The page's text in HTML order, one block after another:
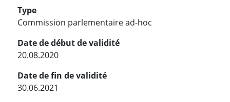
Type
Commission parlementaire ad-hoc
Date de début de validité
20.08.2020
Date de fin de validité
30.06.2021